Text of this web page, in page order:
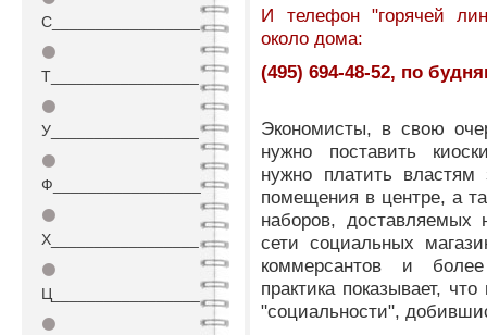
С_________________
⚫
Т_________________
⚫
У_________________
⚫
Ф_________________
⚫
Х_________________
⚫
Ц_________________
⚫
И телефон "горячей
около дома:
(495) 694-48-52, по
Экономисты, в свою
нужно поставить
нужно платить
помещения в центре, а
наборов,
сети социальных
коммерсантов и
практика показывает,
"социальности",